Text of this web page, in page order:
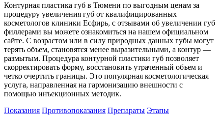
Контурная пластика губ в Тюмени по выгодным ценам за
процедуру увеличения губ от квалифицированных
косметологов клиники Есфирь, с отзывами об увеличении губ
филлерами вы можете ознакомиться на нашем официальном
сайте. С возрастом или в силу природных данных губы могут
терять объем, становятся менее выразительными, а контур —
размытым. Процедура контурной пластики губ позволяет
скорректировать форму, восстановить утраченный объем и
четко очертить границы. Это популярная косметологическая
услуга, направленная на гармонизацию внешности с
помощью инъекционных методик.
Показания Противопоказания Препараты Этапы